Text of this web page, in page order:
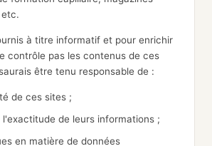
à titre informatif et pour enrichir
contrôle pas les contenus de ces
être tenu responsable de :
de ces sites ;
l'exactitude de leurs informations ;
en matière de données